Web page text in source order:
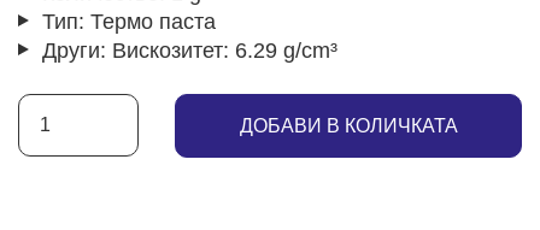
Тип: Термо паста
Други: Вискозитет: 6.29 g/cm³
ДОБАВИ В КОЛИЧКАТА